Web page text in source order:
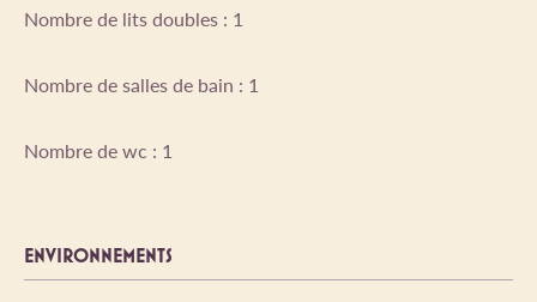
Nombre de lits doubles : 1
Nombre de salles de bain : 1
Nombre de wc : 1
ENVIRONNEMENTS